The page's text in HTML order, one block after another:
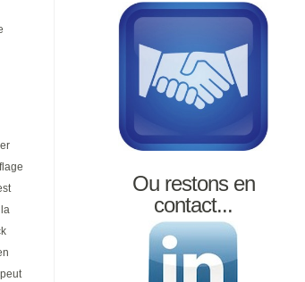
Ou restons en
contact...